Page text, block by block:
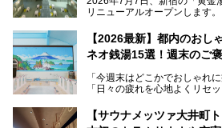
リニューアルオープンします。
レトロでノスタルジックなタ
を知る地元の人にも、新しく
る、今の時代の"銭湯"として生
ビアバーなど、新しく登場し
す。充実した設備があるのに
【2026最新】都内のおし
ネオ銭湯15選！週末のご
「今週末はどこかでおしゃれ
「日々の疲れを心地よくリセ
となっている新しいスタイル
【サウナメッツァ大井町